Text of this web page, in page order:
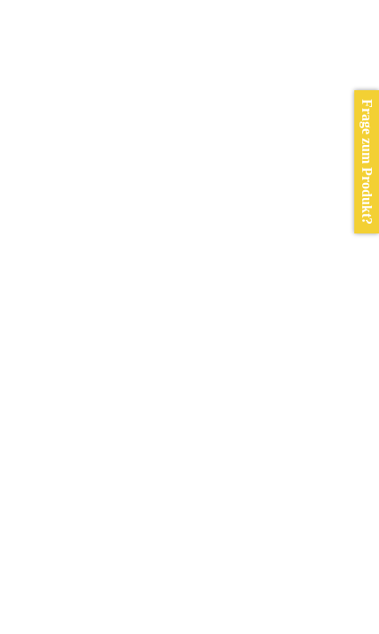
Frage zum Produkt?